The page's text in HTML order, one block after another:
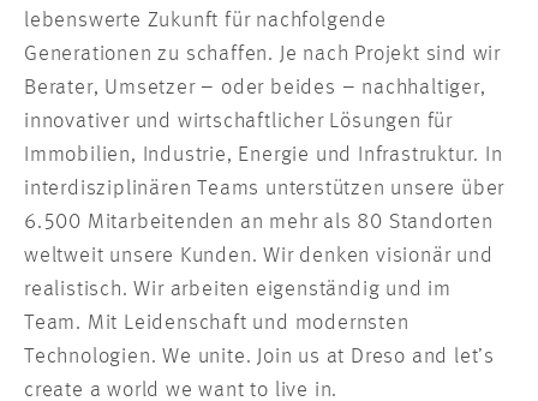
lebenswerte Zukunft für nachfolgende
Generationen zu schaffen. Je nach Projekt sind wir
Berater, Umsetzer – oder beides – nachhaltiger,
innovativer und wirtschaftlicher Lösungen für
Immobilien, Industrie, Energie und Infrastruktur. In
interdisziplinären Teams unterstützen unsere über
6.500 Mitarbeitenden an mehr als 80 Standorten
weltweit unsere Kunden. Wir denken visionär und
realistisch. Wir arbeiten eigenständig und im
Team. Mit Leidenschaft und modernsten
Technologien. We unite. Join us at Dreso and let’s
create a world we want to live in.